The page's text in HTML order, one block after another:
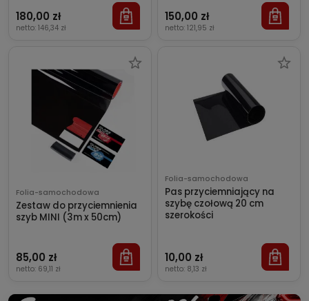
180,00 zł
netto: 146,34 zł
150,00 zł
netto: 121,95 zł
Folia-samochodowa
Zestaw do przyciemnienia
szyb MINI (3m x 50cm)
85,00 zł
netto: 69,11 zł
Folia-samochodowa
Pas przyciemniający na
szybę czołową 20 cm
szerokości
10,00 zł
netto: 8,13 zł